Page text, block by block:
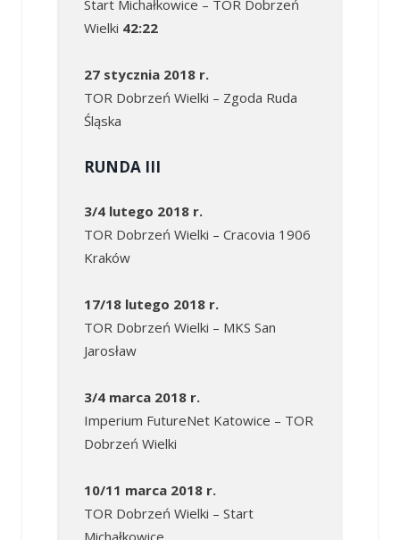
Start Michałkowice – TOR Dobrzeń
Wielki 42:22
27 stycznia 2018 r.
TOR Dobrzeń Wielki – Zgoda Ruda
Śląska
RUNDA III
3/4 lutego 2018 r.
TOR Dobrzeń Wielki – Cracovia 1906
Kraków
17/18 lutego 2018 r.
TOR Dobrzeń Wielki – MKS San
Jarosław
3/4 marca 2018 r.
Imperium FutureNet Katowice – TOR
Dobrzeń Wielki
10/11 marca 2018 r.
TOR Dobrzeń Wielki – Start